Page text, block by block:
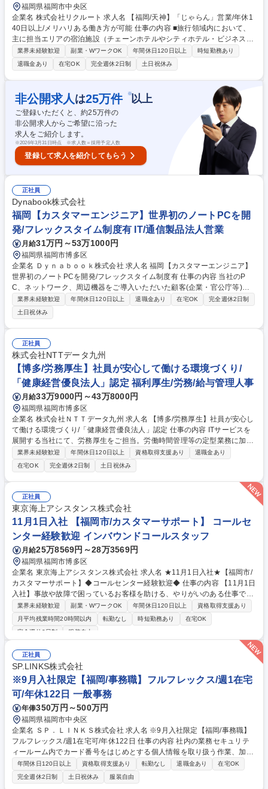
福岡県福岡市中央区
企業名 株式会社リクルート 求人名 【福岡/天神】「じゃらん」営業/年休1
40日以上/メリハリある働き方が可能 仕事の内容 ■旅行領域内において、
主に担当エリアの宿泊施設（チェーンホテルやシティホテル・ビジネスホ
テル・リゾートホテル・旅館等）をクライアントとした営業活動をお任せ
いたします。 ■宿泊施設やエリア全体の集客強化および経営支援を目的と
し、じゃらんnetや業務支援商品を活用した課題解決/施策の提案・実施な
どを進め、業務・経営支援を行っていただきます。 ■観光協会や温泉組合
とも連携しながら、担当エリア全体の問題点を洗い出し、解決に向けた打
ち手の実行など地域と一緒に活動することもあります。 募集職種 【福岡/
天神】「じゃらん」営業/年休140日以上/メリハリある働き方が可能
業界未経験歓迎 副業・WワークOK 年間休日120日以上
時短勤務あり
退職金あり
在宅OK 完全週休2日制 土日祝休み
非公開求人 は25万件 ※以上
ご登録いただくと、約25万件の
非公開求人からご希望に沿った
求人をご紹介します。
※2026年3月31日時点 ※求人数＝採用予定人数
登録して求人を紹介してもらう
正社員
Dynabook株式会社
福岡【カスタマーエンジニア】世界初のノートPCを開
発/フレックスタイム制度有 IT/通信製品法人営業
月給31万円～53万1000円
福岡県福岡市博多区
企業名 Ｄｙｎａｂｏｏｋ株式会社 求人名 福岡【カスタマーエンジニア】
世界初のノートPCを開発/フレックスタイム制度有 仕事の内容 当社のP
C、ネットワーク、周辺機器をご導入いただいた顧客(企業・官公庁等)に
向けたサポート業務を実施。【詳細】・PCの修理/障害対応(オンサイト対
応) ・マスター作成/キッティング/設置展開作業等のPC導入支援 ・クラウ
ド商材やネットワークの提案/構築/サポート ・顧客のニーズを踏まえた付
加価値やソリューションの提案/構築/サポート業務 【入社後について】入
社後の教育体制としては、OJTをメインとして先輩社員から教わっていき
ます。自社製品についての研修も実施しています。独り立ちは半年～1年
の期間で目指して頂きますので、しっかりキャリアを形成できる環境で
す。 募集職種 福岡【カスタマーエンジニア】世界初のノートPCを開発/フ
レックスタイム制度有
業界未経験歓迎 年間休日120日以上 退職金あり 在宅OK
完全週休2日制
土日祝休み
正社員
株式会社NTTデータ九州
【博多/労務厚生】社員が安心して働ける環境づくり/
「健康経営優良法人」認定 福利厚生/労務/給与管理人事
月給33万9000円～43万8000円
福岡県福岡市博多区
企業名 株式会社ＮＴＴデータ九州 求人名 【博多/労務厚生】社員が安心し
て働ける環境づくり/「健康経営優良法人」認定 仕事の内容 ITサービスを
展開する当社にて、労務厚生をご担当。労働時間管理等の定型業務に加
え、健康経営推進や働き方改革施策の企画立案に携わります。自ら考えよ
り良い職場環境づくりに貢献していただきます。 ■労働時間管理 ■健診・
ストレスチェック実施 ■健康経営推進の企画立案 ■働き方改革施策の企画
や労務運用改善 【仕事の魅力】 グループ会社と連携し高い知見を得られ
ます。経営陣と近い距離で業務を行え、定型業務のみならず制度企画や改
善に自ら挑み、高い裁量を持って組織運営に取り組める魅力的な環境で
す。 募集職種 【博多/労務厚生】社員が安心して働ける環境づくり/「健康
経営優良法人」認定
業界未経験歓迎 年間休日120日以上 資格取得支援あり
退職金あり
在宅OK
完全週休2日制 土日祝休み
正社員
東京海上アシスタンス株式会社
11月1日入社 【福岡市/カスタマーサポート】 コールセ
ンター経験歓迎 インバウンドコールスタッフ
月給25万8569円～28万3569円
福岡県福岡市博多区
企業名 東京海上アシスタンス株式会社 求人名 ★11月1日入社★【福岡市/
カスタマーサポート】◆コールセンター経験歓迎◆ 仕事の内容 【11月1日
入社】事故や故障で困っているお客様を助ける、やりがいのある仕事で
す。充実の研修で専門スキルを習得。福岡で社会貢献性の高いプロを目指
せすことが可能。コールセンター業務経験者ぜひご応募ください 【正社員
営業やノルマとは無縁・お困りのお客様に対応。お任せするのは、東京海
握し、最適なサービスを組み合わせて提案する「解決型」の仕事です。判
断力が試される分、やりがいがあります。福岡拠点で、高度な対応力を持
つスペシャリストを目指せます。 募集職種 ★11月1日入社★【福岡市/カ
スタマーサポート】◆コールセンター経験歓迎◆
業界未経験歓迎 副業・WワークOK 年間休日120日以上
資格取得支援あり
月平均残業時間20時間以内
転勤なし 時短勤務あり
在宅OK
完全週休2日制
服装自由
正社員
SP.LINKS株式会社
※9月入社限定【福岡/事務職】フルフレックス/週1在宅
可/年休122日 一般事務
年俸350万円～500万円
福岡県福岡市中央区
企業名 ＳＰ．ＬＩＮＫＳ株式会社 求人名 ※9月入社限定【福岡/事務職】
フルフレックス/週1在宅可/年休122日 仕事の内容 社内の業務セキュリテ
ィールーム内でカード番号をはじめとする個人情報を取り扱う作業、加盟
店からのお申込み受付・カード会社申請・登録。 ★電話対応1割,事務作業
9割/電話は加盟店様,カード会社対応がメイン。 ■クレジットカード決済の
不正取引に関する照会・問い合わせ対応 (専用システムでの検索、Excel・
年間休日120日以上 資格取得支援あり 転勤なし 退職金あり
在宅OK
完全週休2日制
土日祝休み 服装自由